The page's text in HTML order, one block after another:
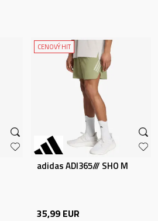
CENOVÝ HIT
adidas ADI365/// SHO M
35,99 EUR